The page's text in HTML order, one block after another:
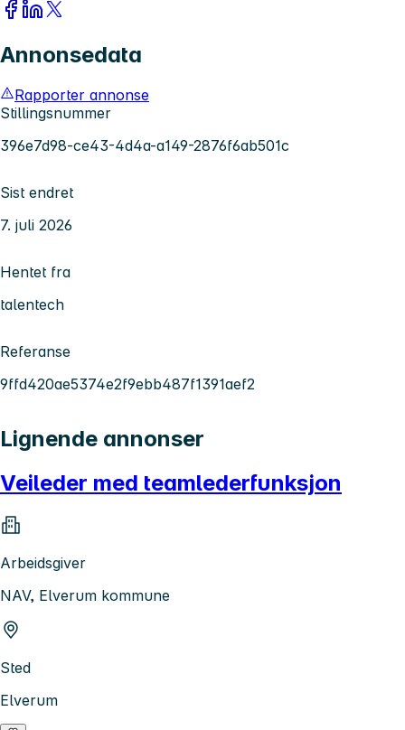
Annonsedata
Rapporter annonse
Stillingsnummer
396e7d98-ce43-4d4a-a149-2876f6ab501c
Sist endret
7. juli 2026
Hentet fra
talentech
Referanse
9ffd420ae5374e2f9ebb487f1391aef2
Lignende annonser
Veileder med teamlederfunksjon
Arbeidsgiver
NAV, Elverum kommune
Sted
Elverum